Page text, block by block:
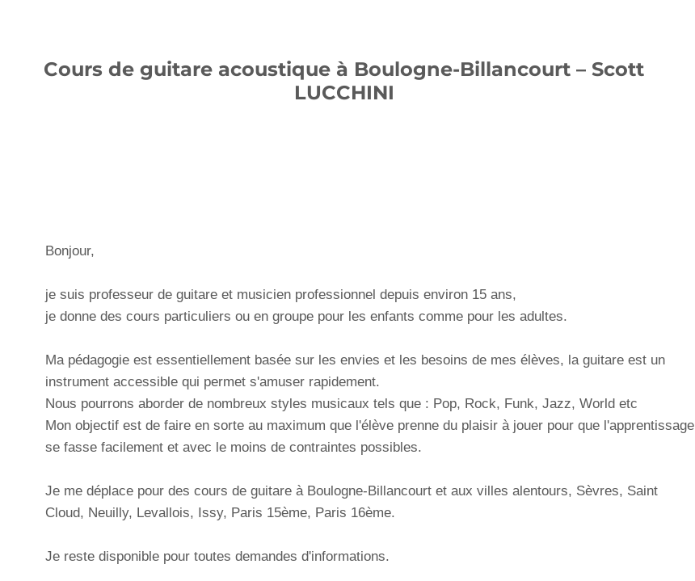
Cours de guitare acoustique à Boulogne-Billancourt – Scott
LUCCHINI
Bonjour,
je suis professeur de guitare et musicien professionnel depuis environ 15 ans,
je donne des cours particuliers ou en groupe pour les enfants comme pour les adultes.
Ma pédagogie est essentiellement basée sur les envies et les besoins de mes élèves, la guitare est un
instrument accessible qui permet s'amuser rapidement.
Nous pourrons aborder de nombreux styles musicaux tels que : Pop, Rock, Funk, Jazz, World etc
Mon objectif est de faire en sorte au maximum que l'élève prenne du plaisir à jouer pour que l'apprentissage
se fasse facilement et avec le moins de contraintes possibles.
Je me déplace pour des cours de guitare à Boulogne-Billancourt et aux villes alentours, Sèvres, Saint
Cloud, Neuilly, Levallois, Issy, Paris 15ème, Paris 16ème.
Je reste disponible pour toutes demandes d'informations.